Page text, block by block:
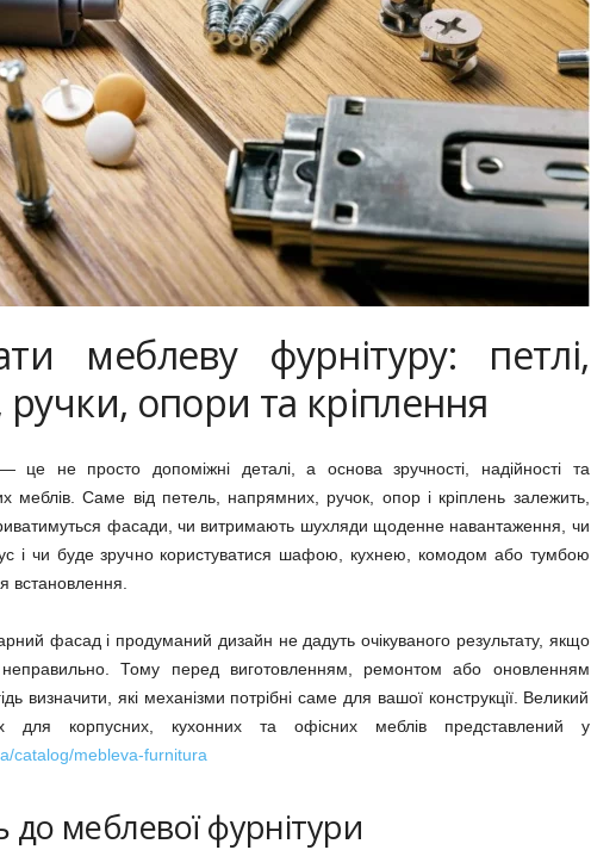
меблеву фурнітуру: петлі,
ручки, опори та кріплення
це не просто допоміжні деталі, а основа зручності, надійності та
меблів. Саме від петель, напрямних, ручок, опор і кріплень залежить,
фасади, чи витримають шухляди щоденне навантаження, чи
і чи буде зручно користуватися шафою, кухнею, комодом або тумбою
встановлення.
фасад і продуманий дизайн не дадуть очікуваного результату, якщо
неправильно. Тому перед виготовленням, ремонтом або оновленням
визначити, які механізми потрібні саме для вашої конструкції. Великий
для корпусних, кухонних та офісних меблів представлений у
catalog/mebleva-furnitura
меблевої фурнітури